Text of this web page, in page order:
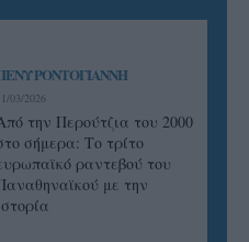
ΡΟΝΤΟΓΙΑΝΝΗ
03/2026
την Περούτζια του 2000
σήμερα: Tο τρίτο
ραντεβού του
με την